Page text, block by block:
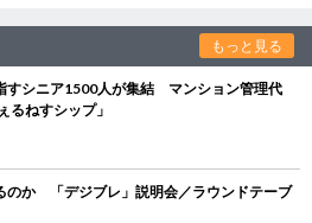
もっと見る
すシニア1500人が集結 マンション管理代
るねすシップ」
のか 「デジブレ」説明会／ラウンドテーブ